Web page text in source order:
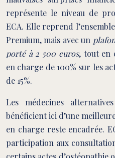
représente le niveau de
ECA. Elle reprend
Premium, mais avec un
porté à 2 500 euros, tout en
en charge de 100% sur les
de 15%.
Les médecines
bénéficient ici d’une
en charge reste encadrée.
participation aux